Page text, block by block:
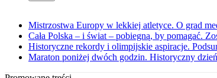
Mistrzostwa Europy w lekkiej atletyce. O grad
Cała Polska – i świat – pobiegną, by pomagać.
Historyczne rekordy i olimpijskie aspiracje.
Maraton poniżej dwóch godzin. Historyczny